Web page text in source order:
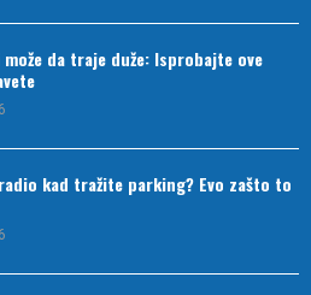
može da traje duže: Isprobajte ove
kad tražite parking? Evo zašto to